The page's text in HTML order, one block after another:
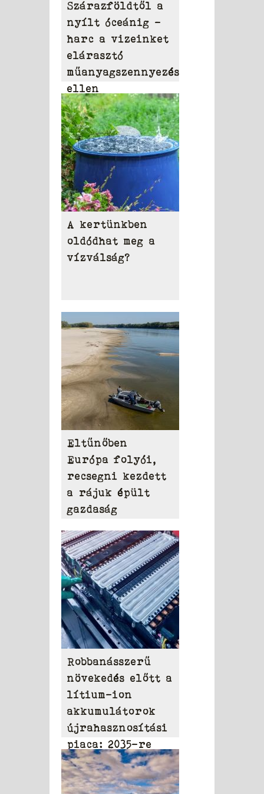
Szárazföldtől a
nyílt óceánig –
harc a vizeinket
elárasztó
műanyagszennyezés
ellen
A kertünkben
oldódhat meg a
vízválság?
Eltűnőben
Európa folyói,
recsegni kezdett
a rájuk épült
gazdaság
Robbanásszerű
növekedés előtt a
lítium-ion
akkumulátorok
újrahasznosítási
piaca: 2035-re
elérheti a 31,95
milliárd dollárt